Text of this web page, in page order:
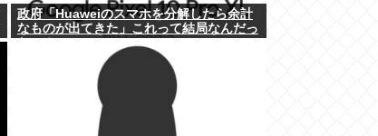
政府「Huaweiのスマホを分解したら余計
なものが出てきた」これって結局なんだっ